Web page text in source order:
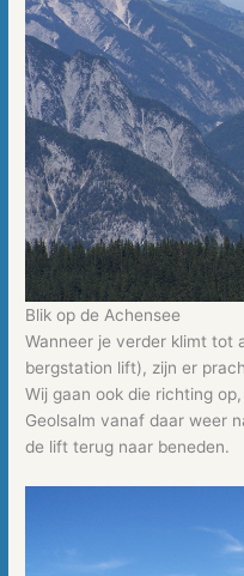
Blik op de Achensee
Wanneer je verder klimt tot
bergstation lift), zijn er
Wij gaan ook die richting
Geolsalm vanaf daar weer
de lift terug naar beneden.